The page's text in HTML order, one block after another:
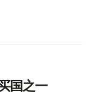
国之一